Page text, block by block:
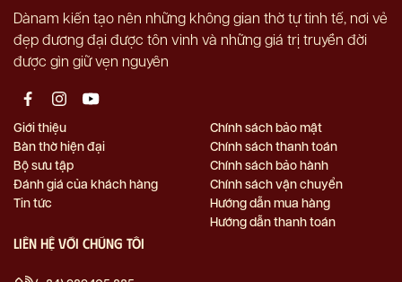
Dànam kiến tạo nên những không gian thờ tự tinh tế, nơi vẻ
đẹp đương đại được tôn vinh và những giá trị truyền đời
được gìn giữ vẹn nguyên
Giới thiệu
Bàn thờ hiện đại
Bộ sưu tập
Đánh giá của khách hàng
Tin tức
Chính sách bảo mật
Chính sách thanh toán
Chính sách bảo hành
Chính sách vận chuyển
Hướng dẫn mua hàng
Hướng dẫn thanh toán
Liên hệ với chúng tôi